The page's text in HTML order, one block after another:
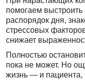
помогаем выстроить
распорядок дня,
стрессовых
снижает
Полностью
пока не может. Но
жизнь — и